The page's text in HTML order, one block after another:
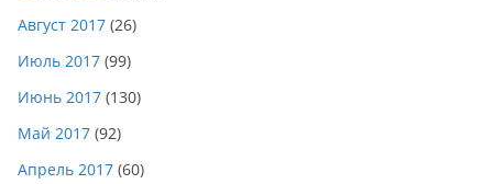
Август 2017 (26)
Июль 2017 (99)
Июнь 2017 (130)
Май 2017 (92)
Апрель 2017 (60)